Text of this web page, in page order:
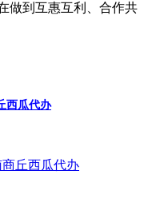
做到互惠互利、合作共
西瓜代办
丘西瓜代办